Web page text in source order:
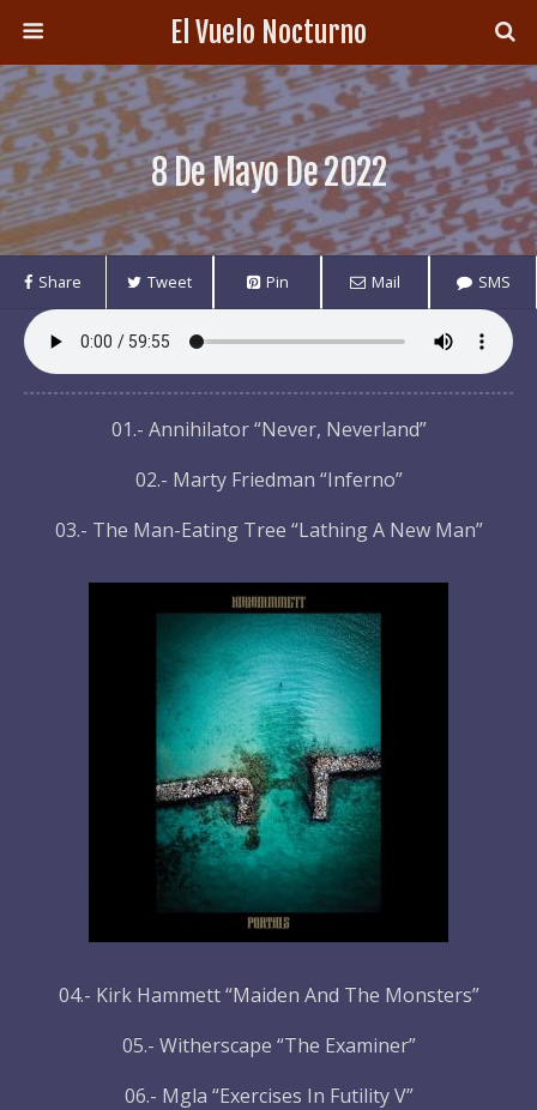
El Vuelo Nocturno
8 De Mayo De 2022
Share Tweet Pin Mail SMS
01.- Annihilator “Never, Neverland”
02.- Marty Friedman “Inferno”
03.- The Man-Eating Tree “Lathing A New Man”
04.- Kirk Hammett “Maiden And The Monsters”
05.- Witherscape “The Examiner”
06.- Mgla “Exercises In Futility V”